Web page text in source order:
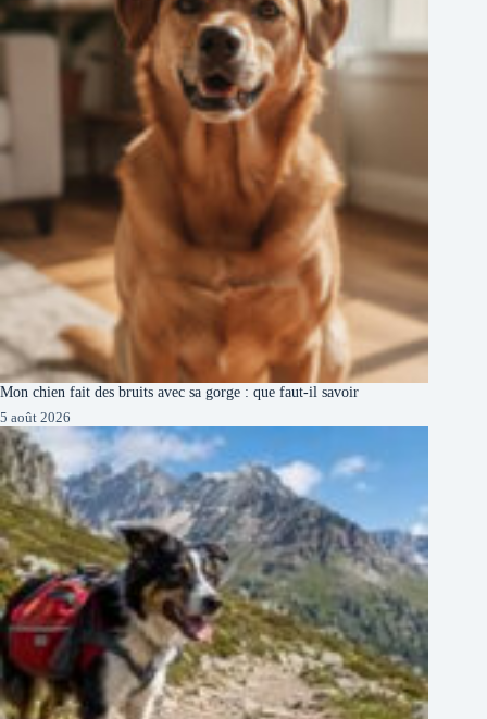
Mon chien fait des bruits avec sa gorge : que faut-il savoir
5 août 2026